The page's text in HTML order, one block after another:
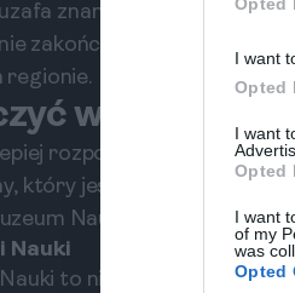
I want
Opted
I want
Opted
I want
of my
was
Opted
znana jest ze swojej
zakończycie pierwszy
regionie.
w Walencji –
rozpocząć od wizyty w
który jest również
Nauki oraz Kino IMAX.
Nauki
to niezwykły projekt